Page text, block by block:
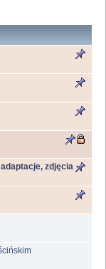
zdjęcia